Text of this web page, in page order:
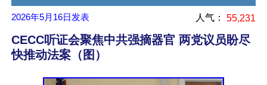
2026年5月16日 发表 人气： 55,231
CECC听证会聚焦中共强摘器官 两党议员盼尽
快推动法案（图）